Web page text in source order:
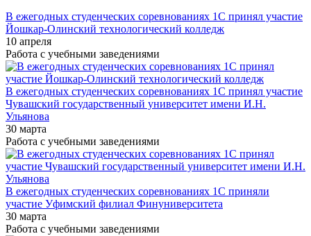
В ежегодных студенческих соревнованиях 1С принял участие
Йошкар-Олинский технологический колледж
10 апреля
Работа с учебными заведениями
В ежегодных студенческих соревнованиях 1С принял участие
Чувашский государственный университет имени И.Н.
Ульянова
30 марта
Работа с учебными заведениями
В ежегодных студенческих соревнованиях 1С приняли
участие Уфимский филиал Финуниверситета
30 марта
Работа с учебными заведениями